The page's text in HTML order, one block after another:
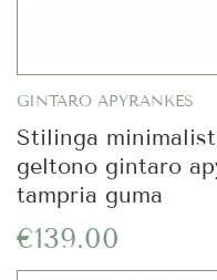
GINTARO APYRANKĖS
Stilinga
geltono gintaro
tampria guma
€139.00